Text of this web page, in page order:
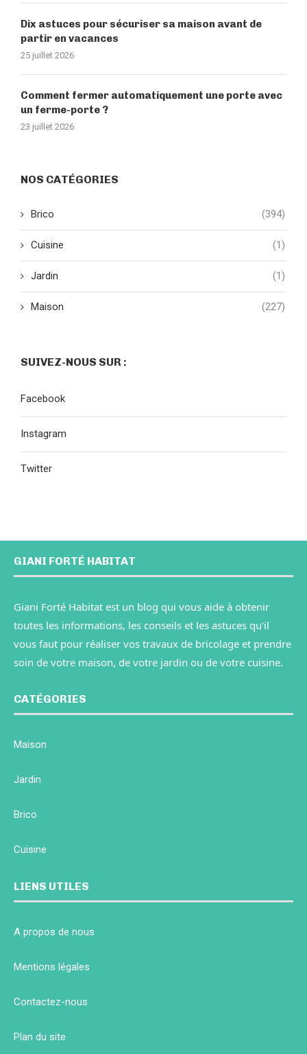
Dix astuces pour sécuriser sa maison avant de
partir en vacances
25 juillet 2026
Comment fermer automatiquement une porte avec
un ferme-porte ?
23 juillet 2026
NOS CATÉGORIES
Brico (394)
Cuisine (1)
Jardin (1)
Maison (227)
SUIVEZ-NOUS SUR :
Facebook
Instagram
Twitter
GIANI FORTÉ HABITAT
Giani Forté Habitat est un blog qui vous aide à obtenir
toutes les informations, les conseils et les astuces qu’il
vous faut pour réaliser vos travaux de bricolage et prendre
soin de votre maison, de votre jardin ou de votre cuisine.
CATÉGORIES
Maison
Jardin
Brico
Cuisine
LIENS UTILES
A propos de nous
Mentions légales
Contactez-nous
Plan du site